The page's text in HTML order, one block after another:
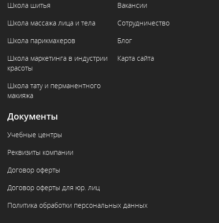
Школа шитья
Школа массажа лица и тела
Школа парикмахеров
Школа маркетинга в индустрии
красоты
Школа тату и перманентного
макияжа
Вакансии
Сотрудничество
Блог
Карта сайта
Документы
Учебные центры
Реквизиты компании
Договор оферты
Договор оферты для юр. лиц
Политика обработки персональных данных